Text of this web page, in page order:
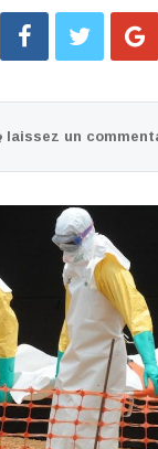
laissez un